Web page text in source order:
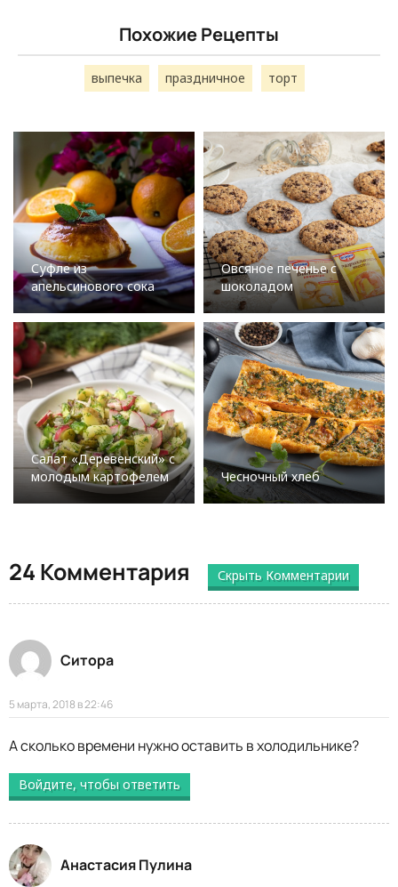
Похожие Рецепты
выпечка праздничное торт
Суфле из
апельсинового сока
Овсяное печенье с
шоколадом
Салат «Деревенский» с
молодым картофелем
Чесночный хлеб
24 Комментария Скрыть Комментарии
Ситора
5 марта, 2018 в 22:46
А сколько времени нужно оставить в холодильнике?
Войдите, чтобы ответить
Анастасия Пулина